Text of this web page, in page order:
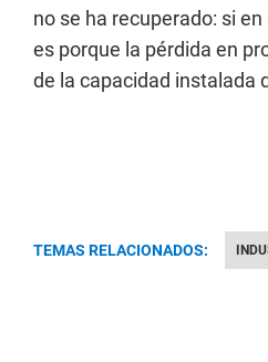
no se ha recuperado: si
es porque la pérdida en
de la capacidad instalada
TEMAS RELACIONADOS: